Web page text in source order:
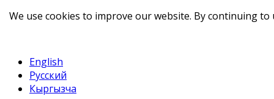
English
Русский
Кыргызча
We use cookies to improve our website. By continuing